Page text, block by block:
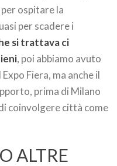
ospitare la
per scadere i
si trattava ci
, poi abbiamo avuto
Fiera, ma anche il
prima di Milano
coinvolgere città come
ALTRE